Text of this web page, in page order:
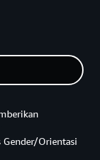
Orientasi